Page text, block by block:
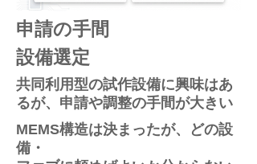
申請の手間
設備選定
共同利用型の試作設備に興味はあ
るが、申請や調整の手間が大きい
MEMS構造は決まったが、どの設
備・